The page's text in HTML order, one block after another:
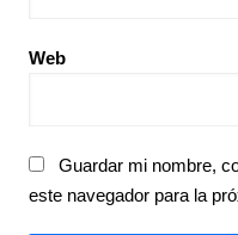
Web
Guardar mi nombre,
este navegador para la